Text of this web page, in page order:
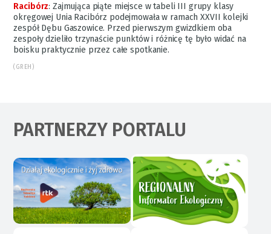
Racibórz:Zajmująca piąte miejsce w tabeli III grupy klasy
okręgowej Unia Racibórz podejmowała w ramach XXVII kolejki
zespół Dębu Gaszowice. Przed pierwszym gwizdkiem oba
zespoły dzieliło trzynaście punktów i różnicę tę było widać na
boisku praktycznie przez całe spotkanie.
(GREH)
PARTNERZY PORTALU